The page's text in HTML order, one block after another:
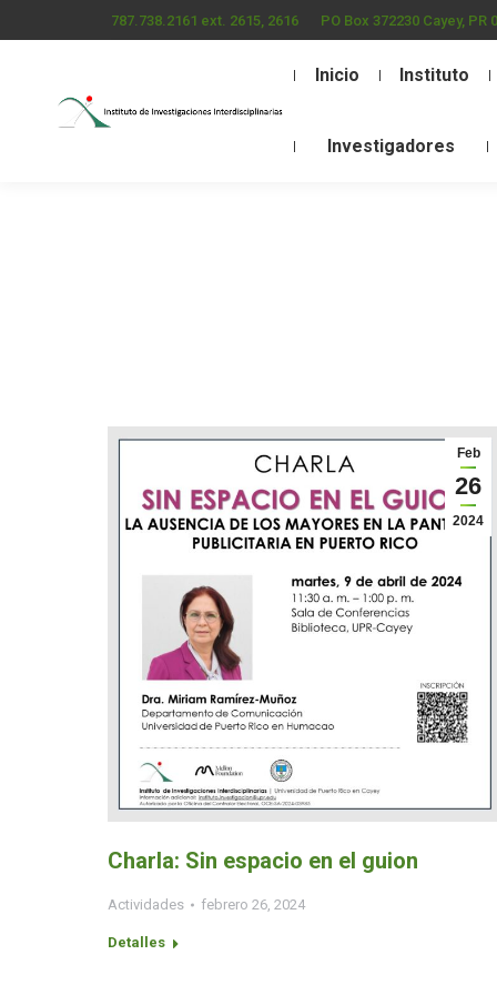
787.738.2161 ext. 2615, 2616 PO Box 372230 Cayey, PR
Inicio Instituto
Investigadores
Feb
26
2024
Charla: Sin espacio en el guion
Actividades febrero 26, 2024
Detalles